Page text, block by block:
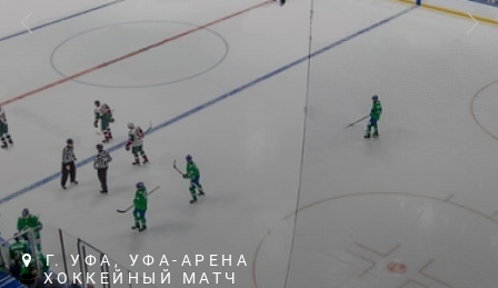
Г. УФА, УФА-АРЕНА
ХОККЕЙНЫЙ МАТЧ